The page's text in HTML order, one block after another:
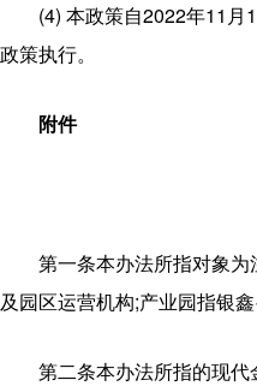
(4) 本政策自2022年11
政策执行。
附件
第一条本办法所指对象
及园区运营机构;产业园指银
第二条本办法所指的现代